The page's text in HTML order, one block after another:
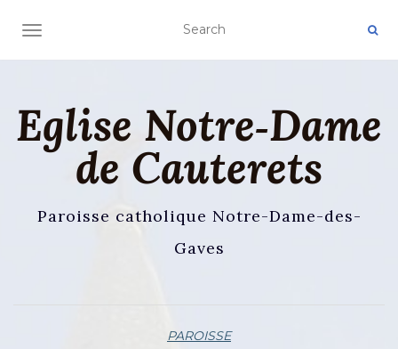
AFFICHER/MASQUER LA NAVIGATION
Eglise Notre‑Dame
de Cauterets
Paroisse catholique Notre-Dame-des-
Gaves
PAROISSE